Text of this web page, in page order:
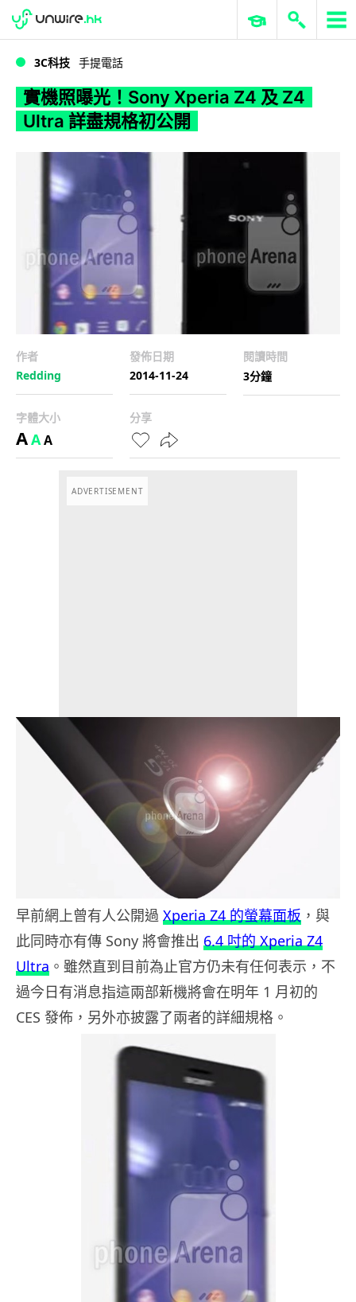
WWDC 2026 ERP 與商業 AI
3C科技 手提電話
實機照曝光！Sony Xperia Z4 及 Z4
Ultra 詳盡規格初公開
作者
Redding
發佈日期
2014-11-24
閱讀時間
3分鐘
字體大小
AAA
分享
ADVERTISEMENT
早前網上曾有人公開過 Xperia Z4 的螢幕面板 ，與
此同時亦有傳 Sony 將會推出 6.4 吋的 Xperia Z4
Ultra 。雖然直到目前為止官方仍未有任何表示，不
過今日有消息指這兩部新機將會在明年 1 月初的
CES 發佈，另外亦披露了兩者的詳細規格。